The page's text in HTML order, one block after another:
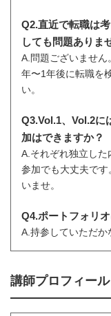
Q2.直近で転職は
しても問題ありま
A.問題ございませ
年〜1年後に転職を
い。
Q3.Vol.1、Vol.2に
加はできますか？
A.それぞれ独立し
参加でも大丈夫で
いませ。
Q4.ポートフォリ
A.持参していただか
講師プロフィール